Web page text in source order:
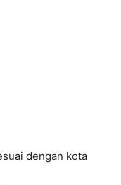
dengan kota